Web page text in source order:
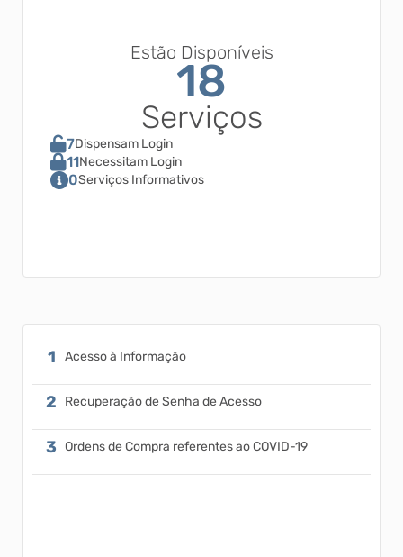
Estão Disponíveis
18
Serviços
7Dispensam Login
11Necessitam Login
0Serviços Informativos
Acesso à Informação
Recuperação de Senha de Acesso
Ordens de Compra referentes ao COVID-19